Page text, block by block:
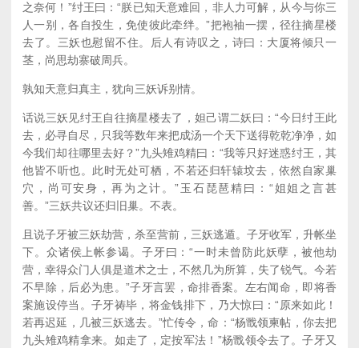
之奈何！”纣王曰：“朕已知天意难回，非人力可解，从今与你三
人一别，各自投生，免使彼此牵绊。”把袍袖一摆，径往摘星楼
去了。三妖也慰留不住。后人有诗叹之，诗曰：大厦将倾只一
茎，尚思劫寨破周兵。
孰知天意归真主，犹向三妖诉别情。
话说三妖见纣王自往摘星楼去了，妲己谓二妖曰：“今日纣王此
去，必寻自尽，只我等数年来把成汤一个天下送得乾乾净净，如
今我们却往哪里去好？”九头雉鸡精曰：“我等只好迷惑纣王，其
他皆不听也。此时无处可栖，不若还归轩辕坟去，依然自家巢
穴，尚可安身，再为之计。”玉石琵琶精曰：“姐姐之言甚
善。”三妖共议还归旧巢。不表。
且说子牙被三妖劫营，杀至营前，三妖逃遁。子牙收军，升帐坐
下。众诸侯上帐参谒。子牙曰：“一时未曾防此妖孽，被他劫
营，幸得众门人俱是道术之士，不然几为所算，失了锐气。今若
不早除，后必为患。”子牙言罢，命排香案。左右闻命，即将香
案施设停当。子牙祷毕，将金钱排下，乃大惊曰：“原来如此！
若再迟延，几被三妖逃去。”忙传令，命：“杨戬领柬帖，你去把
九头雉鸡精拿来。如走了，定按军法！”杨戬领令去了。子牙又